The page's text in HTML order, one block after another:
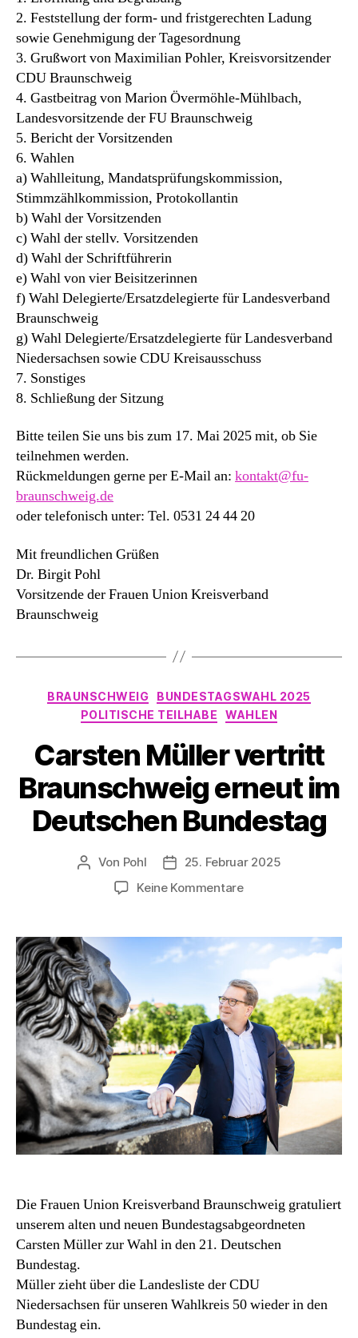
2. Feststellung der form- und fristgerechten Ladung
sowie Genehmigung der Tagesordnung
3. Grußwort von Maximilian Pohler, Kreisvorsitzender
CDU Braunschweig
4. Gastbeitrag von Marion Övermöhle-Mühlbach,
Landesvorsitzende der FU Braunschweig
5. Bericht der Vorsitzenden
6. Wahlen
a) Wahlleitung, Mandatsprüfungskommission,
Stimmzählkommission, Protokollantin
b) Wahl der Vorsitzenden
c) Wahl der stellv. Vorsitzenden
d) Wahl der Schriftführerin
e) Wahl von vier Beisitzerinnen
f) Wahl Delegierte/Ersatzdelegierte für Landesverband
Braunschweig
g) Wahl Delegierte/Ersatzdelegierte für Landesverband
Niedersachsen sowie CDU Kreisausschuss
7. Sonstiges
8. Schließung der Sitzung
Bitte teilen Sie uns bis zum 17. Mai 2025 mit, ob Sie
teilnehmen werden.
Rückmeldungen gerne per E-Mail an: kontakt@fu-
braunschweig.de
oder telefonisch unter: Tel. 0531 24 44 20
Mit freundlichen Grüßen
Dr. Birgit Pohl
Vorsitzende der Frauen Union Kreisverband
Braunschweig
Kategorien
BRAUNSCHWEIG
BUNDESTAGSWAHL 2025
POLITISCHE TEILHABE
WAHLEN
Carsten Müller vertritt
Braunschweig erneut im
Deutschen Bundestag
Beitragsautor
Von Pohl Beitragsdatum
25. Februar 2025
Keine Kommentarezu
vertritt
Braunschweig
im
Deutschen
Bundestag
Die Frauen Union Kreisverband Braunschweig gratuliert
unserem alten und neuen Bundestagsabgeordneten
Carsten Müller zur Wahl in den 21. Deutschen
Bundestag.
Müller zieht über die Landesliste der CDU
Niedersachsen für unseren Wahlkreis 50 wieder in den
Bundestag ein.